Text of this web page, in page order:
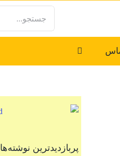
پربازدیدترین نوشته‌ها